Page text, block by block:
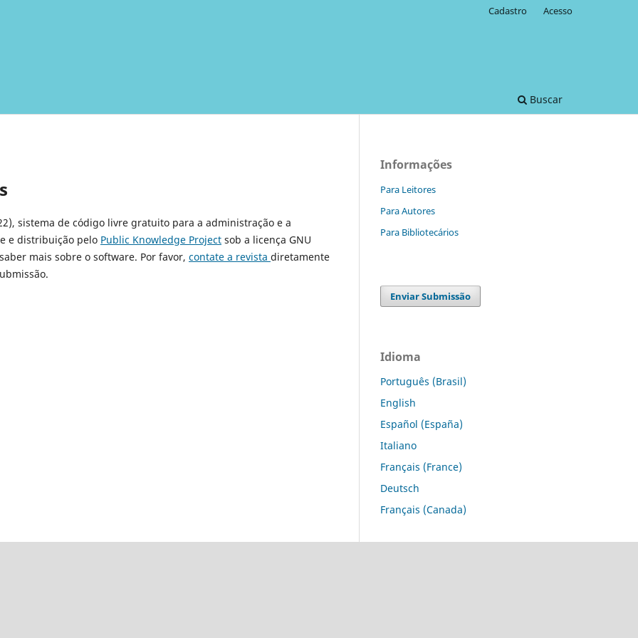
Buscar
Cadastro Acesso
sistema de código livre gratuito para a administração e a
e distribuição pelo Public Knowledge Project sob a licença GNU
mais sobre o software. Por favor, contate a revista diretamente
Informações
Para Leitores
Para Autores
Para Bibliotecários
Enviar Submissão
Idioma
Português (Brasil)
English
Español (España)
Italiano
Français (France)
Deutsch
Français (Canada)